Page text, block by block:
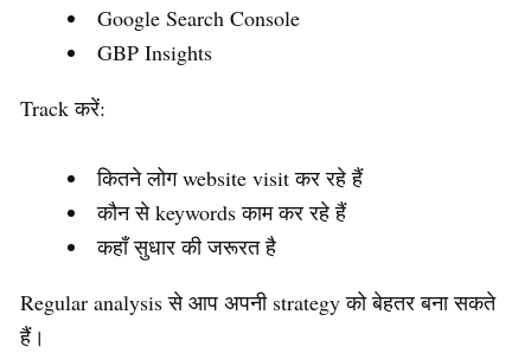
Google Search Console
GBP Insights
Track करें:
कितने लोग website visit कर रहे हैं
कौन से keywords काम कर रहे हैं
कहाँ सुधार की जरूरत है
Regular analysis से आप अपनी strategy को बेहतर बना सकते
हैं।